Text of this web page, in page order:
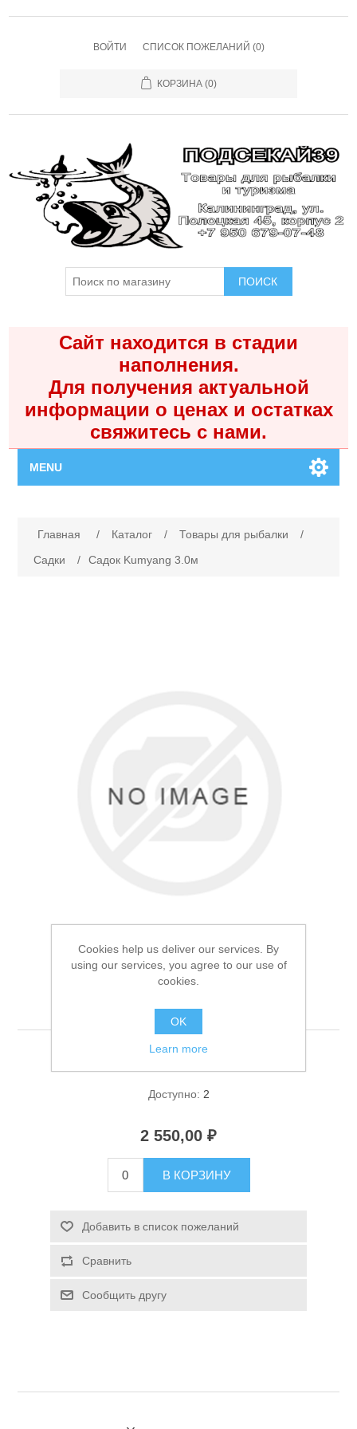
ВОЙТИ СПИСОК ПОЖЕЛАНИЙ (0)
КОРЗИНА (0)
ПОИСК
Сайт находится в стадии
наполнения.
Для получения актуальной
информации о ценах и остатках
свяжитесь с нами.
MENU
Каталог
Аксессуары для лодок
Спасательные средства
Главная / Каталог / Товары для рыбалки
/
Садки
/ Садок Kumyang 3.0м
Садок Kumyang 3.0м
Доступно: 2
2 550,00 ₽
В КОРЗИНУ
Добавить в список пожеланий
Сравнить
Сообщить другу
Cookies help us deliver our services. By
using our services, you agree to our use of
cookies.
OK
Learn more